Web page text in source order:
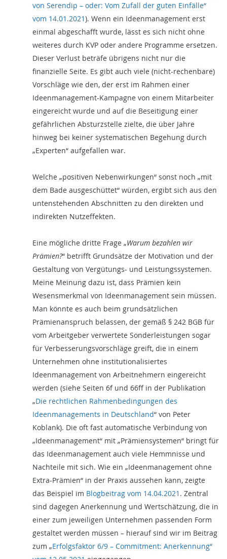
von Serendip – oder: Vom Zufall der guten Einfälle“
vom 14.01.2021). Wenn ein Ideenmanagement erst
einmal abgeschafft wurde, lässt es sich nicht ohne
weiteres durch KVP oder andere Programme ersetzen.
Dieser Verlust beträfe übrigens nicht nur die
finanzielle Seite. Es gibt auch viele (nicht-rechenbare)
Vorschläge wie den, der erst im Rahmen einer
Ideenmanagement-Kampagne von einem Mitarbeiter
eingereicht wurde und auf die Beseitigung einer
gefährlichen Absturzstelle zielte, die über Jahre
hinweg bei keiner systematischen Begehung durch
„Experten“ aufgefallen war.
Welche „positiven Nebenwirkungen“ sonst noch „mit
dem Bade ausgeschüttet“ würden, ergibt sich aus den
untenstehenden Abschnitten zu den direkten und
indirekten Nutzeffekten.
Eine mögliche dritte Frage „Warum bezahlen wir
Prämien?“ betrifft Grundsätze der Motivation und der
Gestaltung von Vergütungs- und Leistungssystemen.
Meine Meinung dazu ist, dass Prämien kein
Wesensmerkmal von Ideenmanagement sein müssen.
Man könnte es auch beim grundsätzlichen
Prämienanspruch belassen, der gemäß § 242 BGB für
vom Arbeitgeber verwertete Sonderleistungen sogar
für Verbesserungsvorschläge greift, die in einem
Unternehmen ohne institutionalisiertes
Ideenmanagement von Arbeitnehmern eingereicht
werden (siehe Seiten 6f und 66ff in der Publikation
„Die rechtlichen Rahmenbedingungen des
Ideenmanagements in Deutschland“ von Peter
Koblank). Die oft fast automatische Verbindung von
„Ideenmanagement“ mit „Prämiensystemen“ bringt für
das Ideenmanagement auch viele Hemmnisse und
Nachteile mit sich. Wie ein „Ideenmanagement ohne
Extra-Prämien“ in der Praxis aussehen kann, zeigte
das Beispiel im Blogbeitrag vom 14.04.2021 . Zentral
sind dagegen Anerkennung und Wertschätzung, die in
einer zum jeweiligen Unternehmen passenden Form
gestaltet werden müssen – hierauf sind wir im Beitrag
zum „Erfolgsfaktor 6/9 – Commitment: Anerkennung“